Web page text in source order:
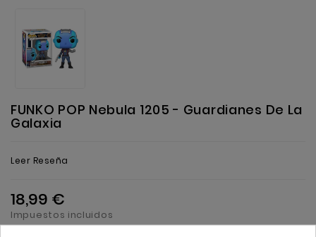
FUNKO POP Nebula 1205 - Guardianes De La
Galaxia
Leer Reseña
18,99 €
Impuestos incluidos